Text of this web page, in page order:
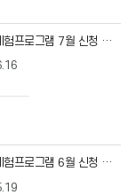
2025학년도 경기도포천교육지원청부설 영재교육원 체험프로그램 7월 신청 안내
2025학년도 경기도포천교육지원청부설 영재교육원 체험프로그램 6월 신청 안내